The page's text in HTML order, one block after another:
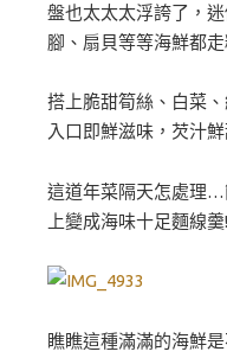
盤也太太太浮誇了，
腳、扇貝等等海鮮都
搭上脆甜筍絲、白菜
入口即鮮滋味，芡汁
這道年菜隔天怎處理…
上變成海味十足麵線羹!
瞧瞧這種滿滿的海鮮